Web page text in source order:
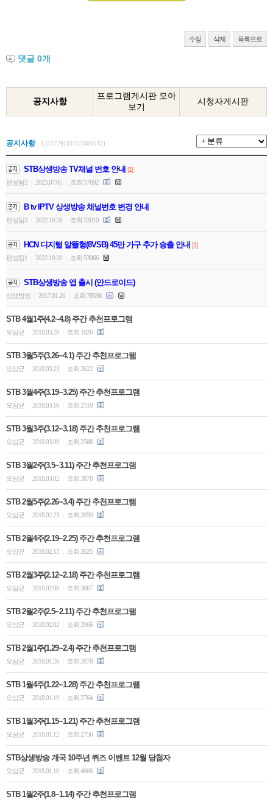
수정 삭제 목록으로
댓글 0개
공지사항
프로그램게시판 모아
보기
시청자게시판
공지사항 1,047개(41/53페이지)
STB상생방송 TV채널 번호 안내 [1]
편성팀2
2023.07.05 조회 57692
B tv IPTV 상생방송 채널번호 변경 안내
편성팀3 2022.10.28 조회 53010
HCN 디지털 알뜰형(8VSB) 45만 가구 추가 송출 안내 [1]
편성팀1
2022.10.20 조회 53066
STB상생방송 앱 출시 (안드로이드)
상생방송 2017.01.26 조회 78596
STB 4월1주(4.2~4.8) 주간 추천프로그램
오삼균 2018.03.29 조회 1826
STB 3월5주(3.26~4.1) 주간 추천프로그램
오삼균 2018.03.23 조회 2622
STB 3월4주(3.19~3.25) 주간 추천프로그램
오삼균 2018.03.16 조회 2510
STB 3월3주(3.12~3.18) 주간 추천프로그램
오삼균 2018.03.09 조회 2588
STB 3월2주(3.5~3.11) 주간 추천프로그램
오삼균 2018.03.02 조회 3878
STB 2월5주(2.26~3.4) 주간 추천프로그램
오삼균 2018.02.23 조회 2659
STB 2월4주(2.19~2.25) 주간 추천프로그램
오삼균 2018.02.13 조회 2625
STB 2월3주(2.12~2.18) 주간 추천프로그램
오삼균 2018.02.09 조회 3667
STB 2월2주(2.5~2.11) 주간 추천프로그램
오삼균 2018.02.02 조회 2966
STB 2월1주(1.29~2.4) 주간 추천프로그램
오삼균 2018.01.26 조회 2878
STB 1월4주(1.22~1.28) 주간 추천프로그램
오삼균 2018.01.19 조회 2764
STB 1월3주(1.15~1.21) 주간 추천프로그램
오삼균 2018.01.12 조회 2756
STB상생방송 개국 10주년 퀴즈 이벤트 12월 당첨자
오삼균 2018.01.10 조회 4666
STB 1월2주(1.8~1.14) 주간 추천프로그램